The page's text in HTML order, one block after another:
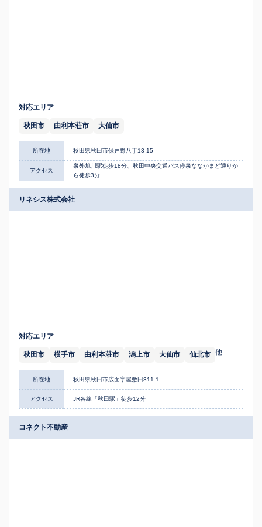
対応エリア
秋田市 由利本荘市 大仙市
所在地 秋田県秋田市保戸野八丁13-15
アクセス
泉外旭川駅徒歩18分、秋田中央交通バス停泉ななかまど通りか
ら徒歩3分
リネシス株式会社
対応エリア
秋田市 横手市 由利本荘市 潟上市 大仙市 仙北市 他...
所在地 秋田県秋田市広面字屋敷田311-1
アクセス JR各線「秋田駅」徒歩12分
コネクト不動産